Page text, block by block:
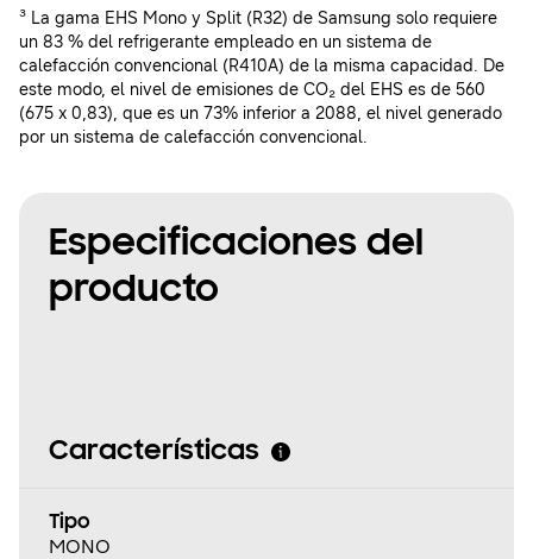
³ La gama EHS Mono y Split (R32) de Samsung solo requiere
un 83 % del refrigerante empleado en un sistema de
calefacción convencional (R410A) de la misma capacidad. De
este modo, el nivel de emisiones de CO₂ del EHS es de 560
(675 x 0,83), que es un 73% inferior a 2088, el nivel generado
por un sistema de calefacción convencional.
Especificaciones del
producto
Características
Tipo
MONO